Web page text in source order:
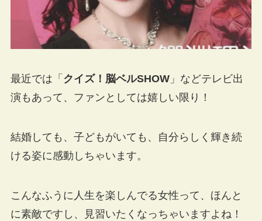
最近では「 クイズ！脳ベルSHOW」などテレビ出
演もあって、ファンとしては嬉しい限り！
結婚しても、子どもがいても、自分らしく輝き続
ける姿に感動しちゃいます。
こんなふうに人生を楽しんでる女性って、ほんと
に素敵ですし、見習いたくなっちゃいますよね！